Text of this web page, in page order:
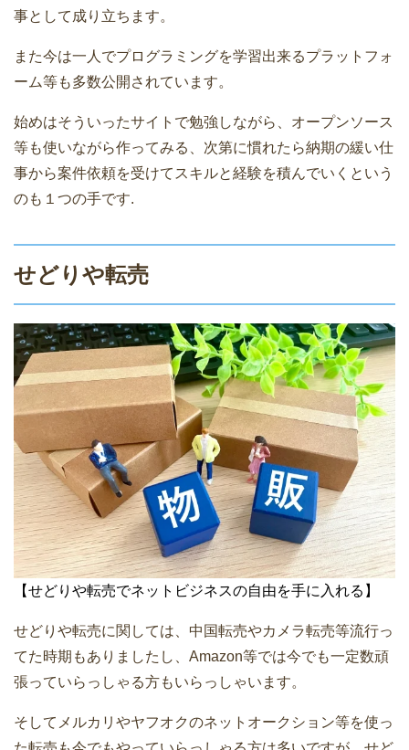
事として成り立ちます。
また今は一人でプログラミングを学習出来るプラットフォ
ーム等も多数公開されています。
始めはそういったサイトで勉強しながら、オープンソース
等も使いながら作ってみる、次第に慣れたら納期の緩い仕
事から案件依頼を受けてスキルと経験を積んでいくという
のも１つの手です.
せどりや転売
【せどりや転売でネットビジネスの自由を手に入れる】
せどりや転売に関しては、中国転売やカメラ転売等流行っ
てた時期もありましたし、Amazon等では今でも一定数頑
張っていらっしゃる方もいらっしゃいます。
そしてメルカリやヤフオクのネットオークション等を使っ